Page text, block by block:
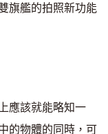
旗艦的拍照新功能
應該就能略知一
的物體的同時，可